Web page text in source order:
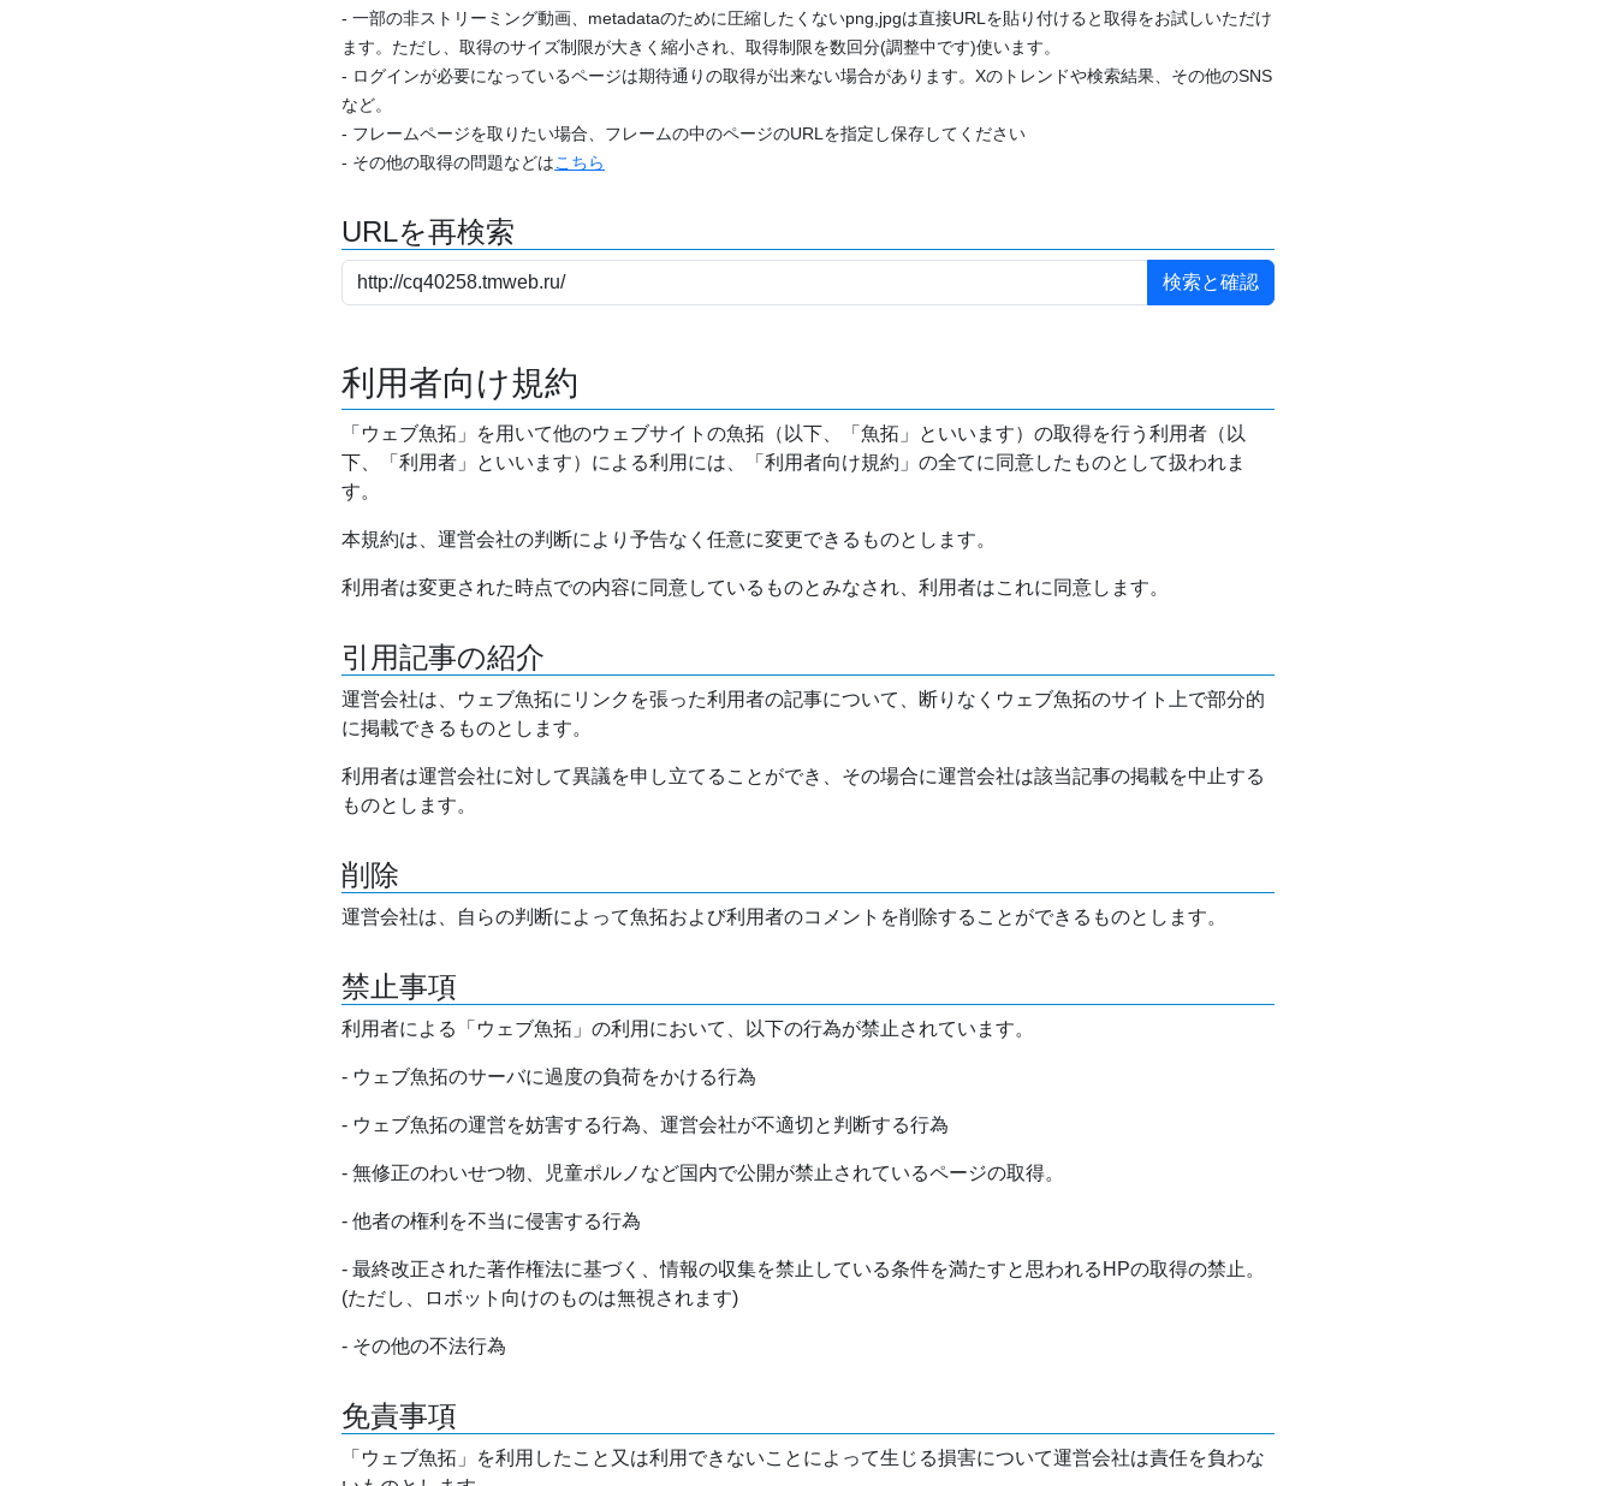
- 一部の非ストリーミング動画、metadataのために圧縮したくないpng,jpgは直接URLを貼り付けると取得をお試しいただけ
ます。ただし、取得のサイズ制限が大きく縮小され、取得制限を数回分(調整中です)使います。
- ログインが必要になっているページは期待通りの取得が出来ない場合があります。Xのトレンドや検索結果、その他のSNS
など。
- フレームページを取りたい場合、フレームの中のページのURLを指定し保存してください
- その他の取得の問題などはこちら
URLを再検索
利用者向け規約
「ウェブ魚拓」を用いて他のウェブサイトの魚拓（以下、「魚拓」といいます）の取得を行う利用者（以
下、「利用者」といいます）による利用には、「利用者向け規約」の全てに同意したものとして扱われま
す。
本規約は、運営会社の判断により予告なく任意に変更できるものとします。
利用者は変更された時点での内容に同意しているものとみなされ、利用者はこれに同意します。
引用記事の紹介
運営会社は、ウェブ魚拓にリンクを張った利用者の記事について、断りなくウェブ魚拓のサイト上で部分的
に掲載できるものとします。
利用者は運営会社に対して異議を申し立てることができ、その場合に運営会社は該当記事の掲載を中止する
ものとします。
削除
運営会社は、自らの判断によって魚拓および利用者のコメントを削除することができるものとします。
禁止事項
利用者による「ウェブ魚拓」の利用において、以下の行為が禁止されています。
- ウェブ魚拓のサーバに過度の負荷をかける行為
- ウェブ魚拓の運営を妨害する行為、運営会社が不適切と判断する行為
- 無修正のわいせつ物、児童ポルノなど国内で公開が禁止されているページの取得。
- 他者の権利を不当に侵害する行為
- 最終改正された著作権法に基づく、情報の収集を禁止している条件を満たすと思われるHPの取得の禁止。
(ただし、ロボット向けのものは無視されます)
- その他の不法行為
免責事項
「ウェブ魚拓」を利用したこと又は利用できないことによって生じる損害について運営会社は責任を負わな